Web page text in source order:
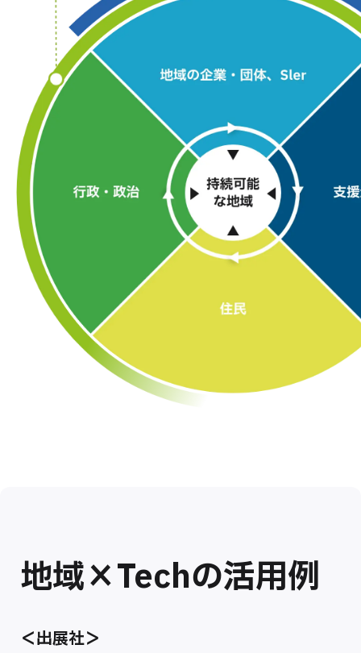
地域×Techの活用例
＜出展社＞